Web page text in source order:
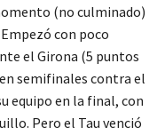
(no culminado)
con poco
el Girona (5 puntos
semifinales contra el
equipo en la final, con
Pero el Tau venció